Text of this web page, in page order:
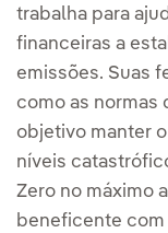
trabalha para
financeiras a
emissões. Suas
como as normas
objetivo manter
níveis
Zero no máximo
beneficente com